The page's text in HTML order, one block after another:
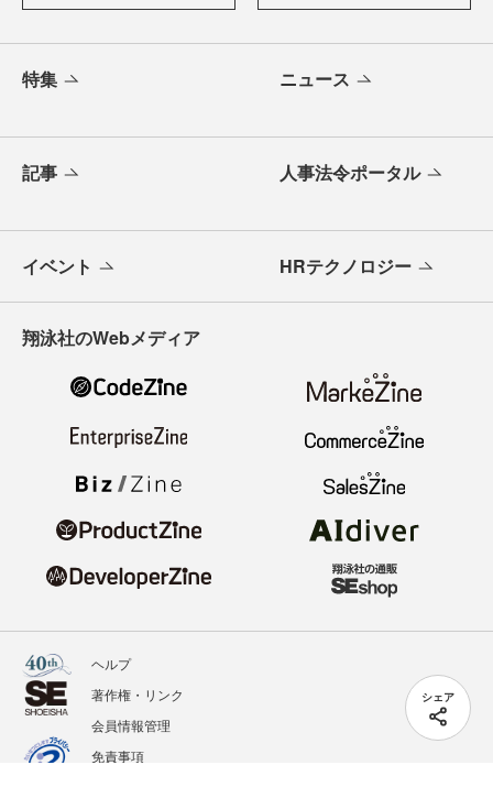
シェア
特集 ニュース
記事 人事法令ポータル
イベント HRテクノロジー
翔泳社のWebメディア
ヘルプ
著作権・リンク
会員情報管理
免責事項